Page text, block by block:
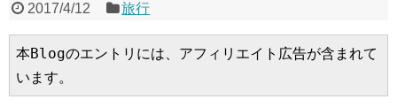
2017/4/12 旅行
本Blogのエントリには、アフィリエイト広告が含まれて
います。